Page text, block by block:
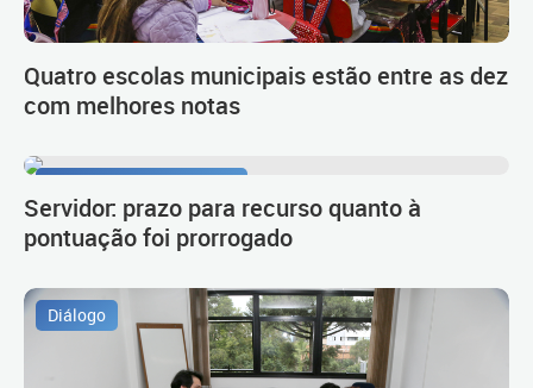
Quatro escolas municipais estão entre as dez
com melhores notas
Servidor: prazo para recurso quanto à
pontuação foi prorrogado
Diálogo